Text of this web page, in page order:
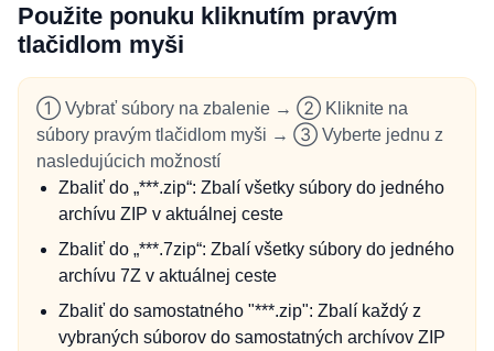
Použite ponuku kliknutím pravým
tlačidlom myši
① Vybrať súbory na zbalenie → ② Kliknite na
súbory pravým tlačidlom myši → ③ Vyberte jednu z
nasledujúcich možností
Zbaliť do „***.zip“: Zbalí všetky súbory do jedného
archívu ZIP v aktuálnej ceste
Zbaliť do „***.7zip“: Zbalí všetky súbory do jedného
archívu 7Z v aktuálnej ceste
Zbaliť do samostatného "***.zip": Zbalí každý z
vybraných súborov do samostatných archívov ZIP